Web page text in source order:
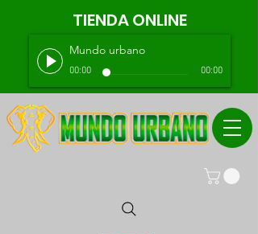
TIENDA ONLINE
Mundo urbano
00:00 00:00